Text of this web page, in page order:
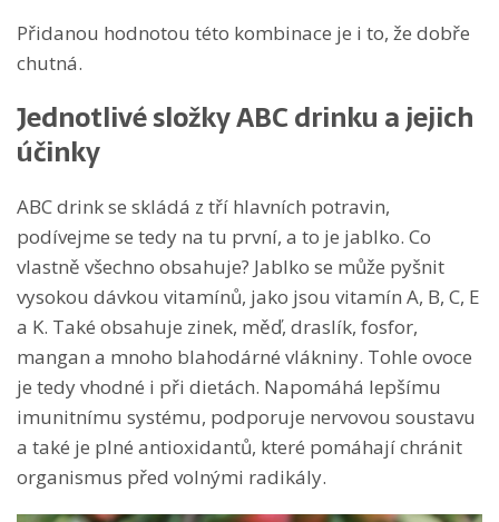
Přidanou hodnotou této kombinace je i to, že dobře
chutná.
Jednotlivé složky ABC drinku a jejich
účinky
ABC drink se skládá z tří hlavních potravin,
podívejme se tedy na tu první, a to je jablko. Co
vlastně všechno obsahuje? Jablko se může pyšnit
vysokou dávkou vitamínů, jako jsou vitamín A, B, C, E
a K. Také obsahuje zinek, měď, draslík, fosfor,
mangan a mnoho blahodárné vlákniny. Tohle ovoce
je tedy vhodné i při dietách. Napomáhá lepšímu
imunitnímu systému, podporuje nervovou soustavu
a také je plné antioxidantů, které pomáhají chránit
organismus před volnými radikály.